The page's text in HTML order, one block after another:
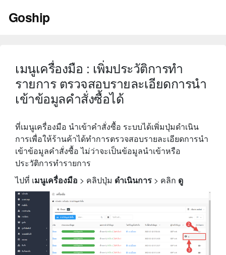
Goship
เมนูเครื่องมือ : เพิ่มประวัติการทำ
รายการ ตรวจสอบรายละเอียดการนำ
เข้าข้อมูลคำสั่งซื้อได้
ที่เมนูเครื่องมือ นำเข้าคำสั่งซื้อ ระบบได้เพิ่มปุ่มดำเนิน
การเพื่อให้ร้านค้าได้ทำการตรวจสอบรายละเอียดการนำ
เข้าข้อมูลคำสั่งซื้อ ไม่ว่าจะเป็นข้อมูลนำเข้าหรือ
ประวัติการทำรายการ
ไปที่ เมนูเครื่องมือ > คลิปปุ่ม ดำเนินการ > คลิก ดู